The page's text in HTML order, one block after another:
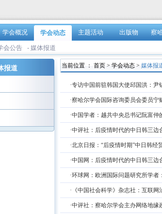
学会概况 学会动态
会公告 - 媒体报道
主题活动 出版物 察
报道 当前位置 ： 首页 > 学会动态 > 媒体报
·专访中国前驻韩国大使邱国洪：
·察哈尔学会国际咨询委员会委员
·中国学者：越共中央总书记阮富
·中评社：后疫情时代的中日韩三边
·北京日报：“后疫情时期”中日韩经
·中国网：后疫情时代的中日韩三边
·环球网：欧洲国际问题研究所学
·《中国社会科学》杂志社：互联
·中评社：察哈尔学会主办网络地